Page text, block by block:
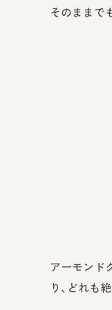
そのままで
アーモンド
り、どれも